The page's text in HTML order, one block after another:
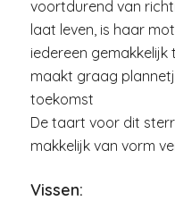
voortdurend van
laat leven, is haar
iedereen gemakkelijk
maakt graag
toekomst
De taart voor dit
makkelijk van vorm
Vissen: